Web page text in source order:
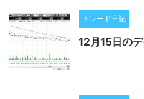
トレード日記
12月15日の